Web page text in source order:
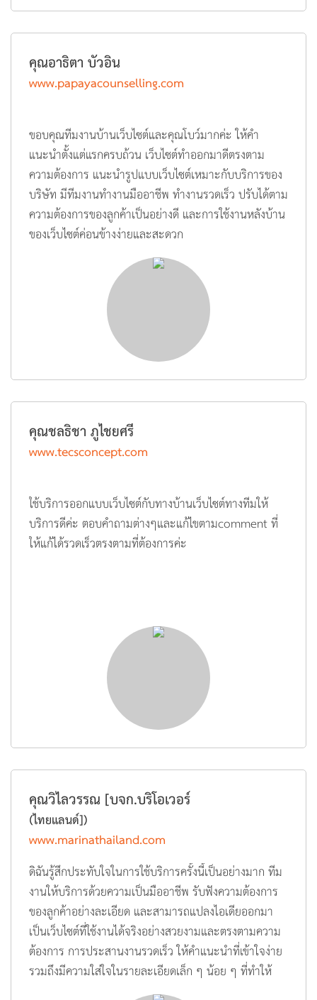
คุณอาธิตา บัวอิน
www.papayacounselling.com
ขอบคุณทีมงานบ้านเว็บไซต์และคุณโบว์มากค่ะ ให้คำ
แนะนำตั้งแต่แรกครบถ้วน เว็บไซต์ทำออกมาดีตรงตาม
ความต้องการ แนะนำรูปแบบเว็บไซต์เหมาะกับบริการของ
บริษัท มีทีมงานทำงานมืออาชีพ ทำงานรวดเร็ว ปรับได้ตาม
ความต้องการของลูกค้าเป็นอย่างดี และการใช้งานหลังบ้าน
ของเว็บไซต์ค่อนข้างง่ายและสะดวก
คุณชลธิชา ภูไชยศรี
www.tecsconcept.com
ใช้บริการออกแบบเว็บไซต์กับทางบ้านเว็บไซต์ทางทีมให้
บริการดีค่ะ ตอบคำถามต่างๆและแก้ไขตามcomment ที่
ให้แก้ได้รวดเร็วตรงตามที่ต้องการค่ะ
คุณวิไลวรรณ [บจก.บริโอเวอร์
(ไทยแลนด์])
www.marinathailand.com
ดิฉันรู้สึกประทับใจในการใช้บริการครั้งนี้เป็นอย่างมาก ทีม
งานให้บริการด้วยความเป็นมืออาชีพ รับฟังความต้องการ
ของลูกค้าอย่างละเอียด และสามารถแปลงไอเดียออกมา
เป็นเว็บไซต์ที่ใช้งานได้จริงอย่างสวยงามและตรงตามความ
ต้องการ การประสานงานรวดเร็ว ให้คำแนะนำที่เข้าใจง่าย
รวมถึงมีความใส่ใจในรายละเอียดเล็ก ๆ น้อย ๆ ที่ทำให้
เว็บไซต์ออกมาดูสมบูรณ์แบบนอกจากนี้ หลังจากส่งมอบ